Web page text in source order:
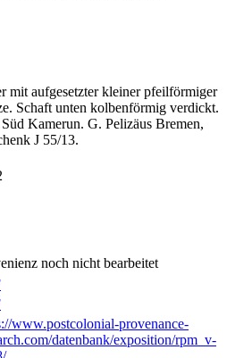
mit aufgesetzter kleiner pfeilförmiger
Schaft unten kolbenförmig verdickt.
Kamerun. G. Pelizäus Bremen,
J 55/13.
noch nicht bearbeitet
www.postcolonial-provenance-
datenbank/exposition/rpm_v-